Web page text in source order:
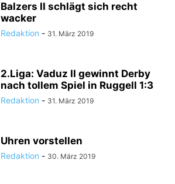
Balzers II schlägt sich recht
wacker
Redaktion - 31. März 2019
2.Liga: Vaduz II gewinnt Derby
nach tollem Spiel in Ruggell 1:3
Redaktion - 31. März 2019
Uhren vorstellen
Redaktion - 30. März 2019